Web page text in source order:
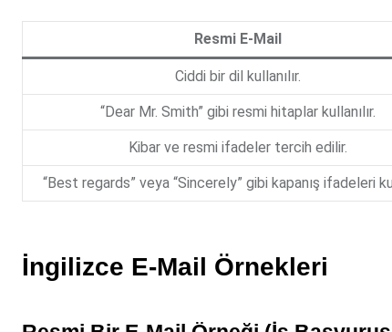
Resmi E-Mail
Ciddi bir dil kullanılır.
“Dear Mr. Smith” gibi resmi hitaplar kullanılır.
Kibar ve resmi ifadeler tercih edilir.
“Best regards” veya “Sincerely” gibi kapanış ifadeleri
İngilizce E-Mail Örnekleri